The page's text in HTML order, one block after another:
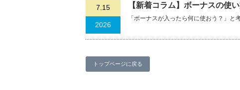
7.15
2026
【新着コラム】ボーナスの使
「ボーナスが入ったら何に使おう？」と
トップページに戻る